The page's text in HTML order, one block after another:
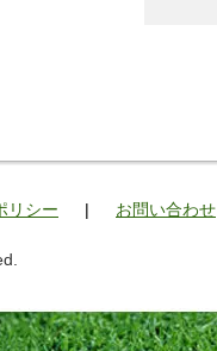
リシー | お問い合わせ